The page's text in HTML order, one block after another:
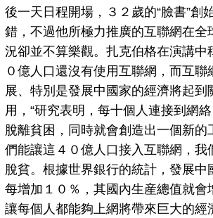
後一天日程開場，３２歲的“臉書”創
錯，不過他所極力推廣的互聯網在全
況卻並不算樂觀。扎克伯格在演講中
０億人口還沒有使用互聯網，而互聯
展、特別是發展中國家的經濟將起到
用，“研究表明，每十個人連接到網
脫離貧困，同時就會創造出一個新的
們能讓這４０億人口接入互聯網，我
脫貧。根據世界銀行的統計，發展中
每增加１０％，其國內生産總值就會
讓每個人都能夠上網將帶來巨大的經